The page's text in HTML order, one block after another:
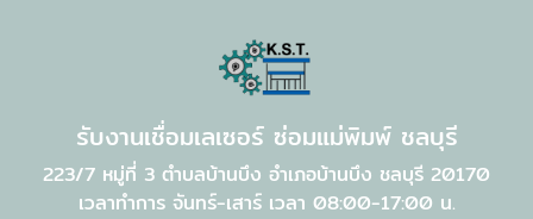
รับงานเชื่อมเลเซอร์ ซ่อมแม่พิมพ์ ชลบุรี
223/7 หมู่ที่ 3 ตำบลบ้านบึง อำเภอบ้านบึง ชลบุรี 20170
เวลาทำการ จันทร์-เสาร์ เวลา 08:00-17:00 น.